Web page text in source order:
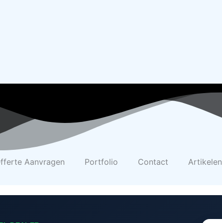
Aanvragen Portfolio Contact Artikelen